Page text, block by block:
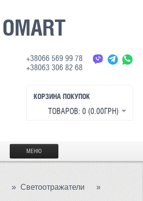
OMART
+38066 569 99 78
+38063 306 82 68
КОРЗИНА ПОКУПОК
ТОВАРОВ: 0 (0.00ГРН)
МЕНЮ
МАТЕРИАЛЫ
» Светоотражатели »